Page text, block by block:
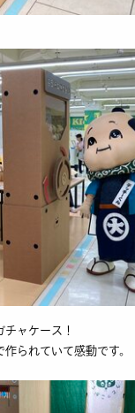
ャケース！
られていて感動です。